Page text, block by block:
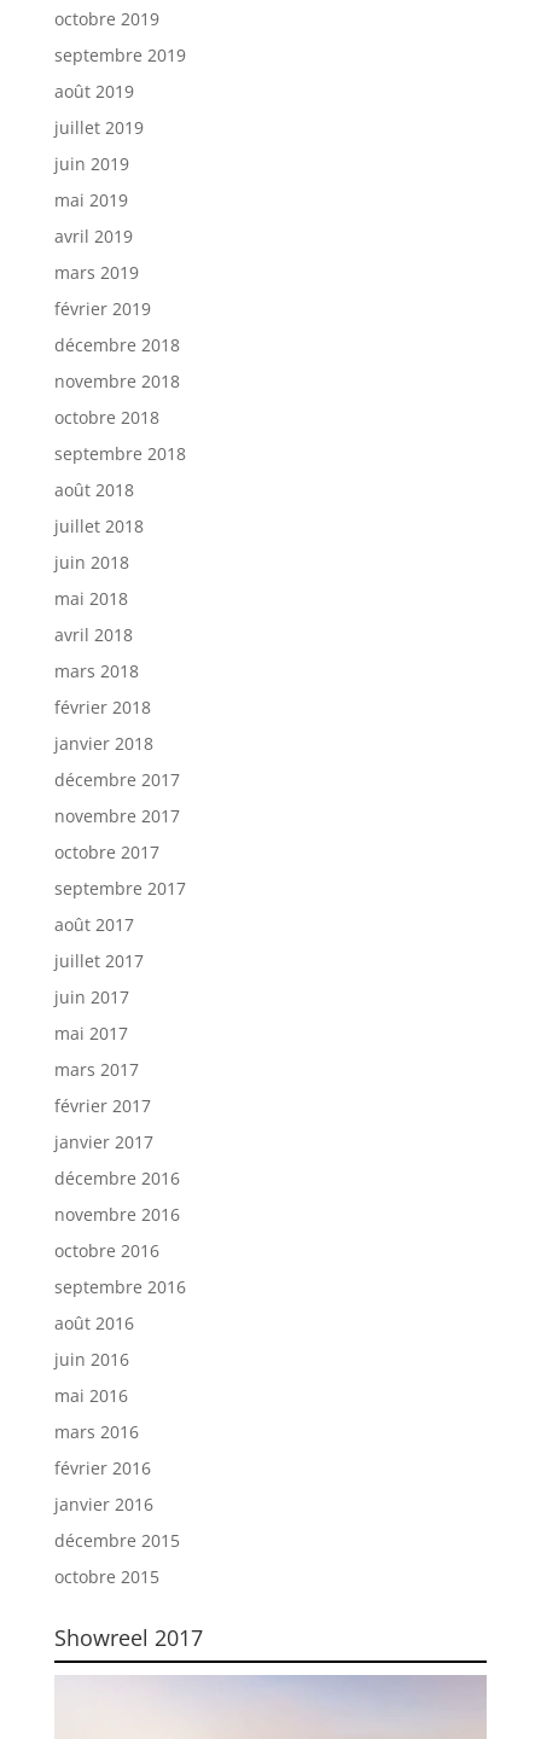
octobre 2019
septembre 2019
août 2019
juillet 2019
juin 2019
mai 2019
avril 2019
mars 2019
février 2019
décembre 2018
novembre 2018
octobre 2018
septembre 2018
août 2018
juillet 2018
juin 2018
mai 2018
avril 2018
mars 2018
février 2018
janvier 2018
décembre 2017
novembre 2017
octobre 2017
septembre 2017
août 2017
juillet 2017
juin 2017
mai 2017
mars 2017
février 2017
janvier 2017
décembre 2016
novembre 2016
octobre 2016
septembre 2016
août 2016
juin 2016
mai 2016
mars 2016
février 2016
janvier 2016
décembre 2015
octobre 2015
Showreel 2017